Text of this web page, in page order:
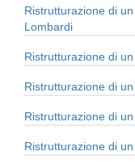
Ristrutturazione di
Lombardi
Ristrutturazione di
Ristrutturazione di
Ristrutturazione di
Ristrutturazione di